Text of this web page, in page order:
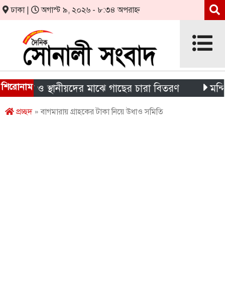
ঢাকা | অগাস্ট ৯, ২০২৬ - ৮:৩৪ অপরাহ্ন
শিরোনাম
ও স্থানীয়দের মাঝে গাছের চারা বিতরণ মন্দিরের
প্রচ্ছদ» বাগমারায় গ্রাহকের টাকা নিয়ে উধাও সমিতি